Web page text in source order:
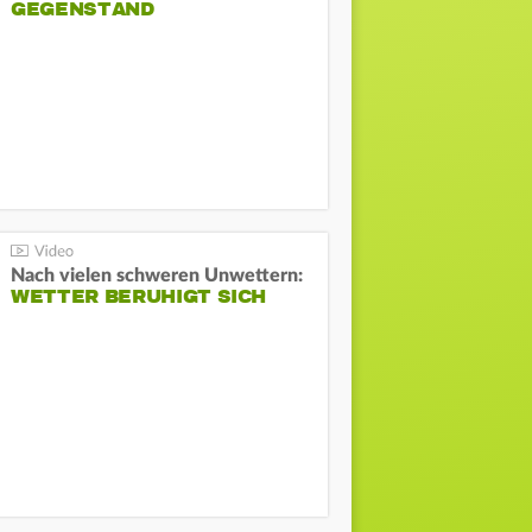
GEGENSTAND
Nach vielen schweren Unwettern:
WETTER BERUHIGT SICH